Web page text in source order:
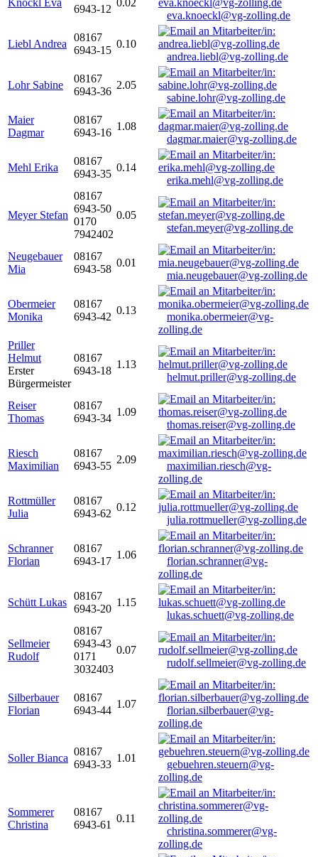
Knöckl Eva
6943-12
0.02
eva.knoeckl@vg-zolling.de
Liebl Andrea
08167
6943-15
0.10
andrea.liebl@vg-zolling.de
Lohr Sabine
08167
6943-36
2.05
sabine.lohr@vg-zolling.de
Maier
Dagmar
08167
6943-16
1.08
dagmar.maier@vg-zolling.de
Mehl Erika
08167
6943-35
0.14
erika.mehl@vg-zolling.de
Meyer Stefan
08167
6943-50
0170
7942402
0.05
stefan.meyer@vg-zolling.de
Neugebauer
Mia
08167
6943-58
0.01
mia.neugebauer@vg-zolling.de
Obermeier
Monika
08167
6943-42
0.13
monika.obermeier@vg-
zolling.de
Priller
Helmut
Erster
Bürgermeister
08167
6943-18
1.13
helmut.priller@vg-zolling.de
Reiser
Thomas
08167
6943-34
1.09
thomas.reiser@vg-zolling.de
Riesch
Maximilian
08167
6943-55
2.09
maximilian.riesch@vg-
zolling.de
Rottmüller
Julia
08167
6943-62
0.12
julia.rottmueller@vg-zolling.de
Schranner
Florian
08167
6943-17
1.06
florian.schranner@vg-
zolling.de
Schütt Lukas
08167
6943-20
1.15
lukas.schuett@vg-zolling.de
Sellmeier
Rudolf
08167
6943-43
0171
3032403
0.07
rudolf.sellmeier@vg-zolling.de
Silberbauer
Florian
08167
6943-44
1.07
florian.silberbauer@vg-
zolling.de
Soller Bianca
08167
6943-33
1.01
gebuehren.steuern@vg-
zolling.de
Sommerer
Christina
08167
6943-61
0.11
christina.sommerer@vg-
zolling.de